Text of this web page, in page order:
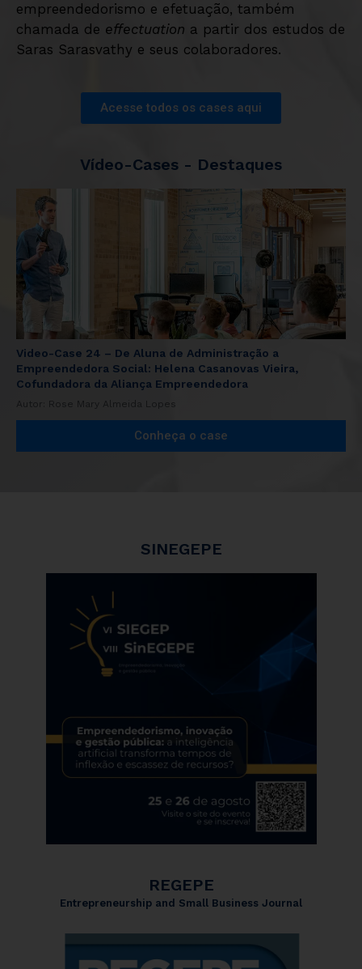
empreendedorismo e efetuação, também
chamada de effectuation a partir dos estudos de
Saras Sarasvathy e seus colaboradores.
Acesse todos os cases aqui
Vídeo-Cases - Destaques
Video-Case 24 – De Aluna de Administração a
Empreendedora Social: Helena Casanovas Vieira,
Cofundadora da Aliança Empreendedora
Autor: Rose Mary Almeida Lopes
Conheça o case
SINEGEPE
REGEPE
Entrepreneurship and Small Business Journal